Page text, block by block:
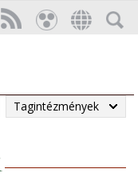
Tagintézmények